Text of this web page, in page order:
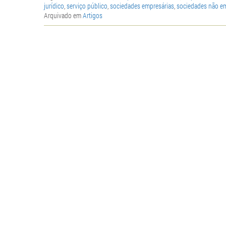
jurídico,serviço público,sociedades empresárias,sociedades não
Arquivado emArtigos